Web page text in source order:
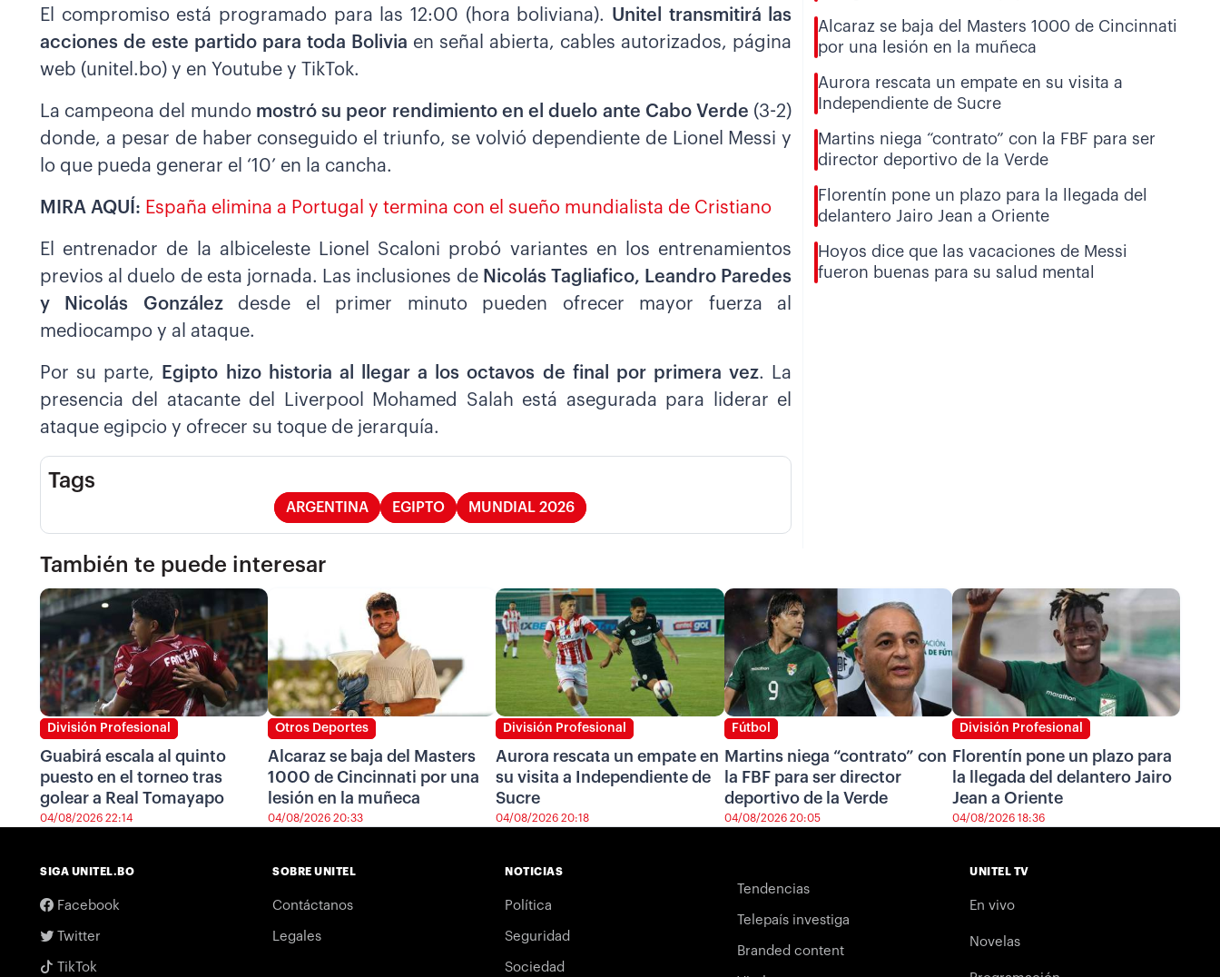
El compromiso está programado para las 12:00 (hora boliviana). Unitel transmitirá las
acciones de este partido para toda Bolivia en señal abierta, cables autorizados, página
web (unitel.bo) y en Youtube y TikTok.
La campeona del mundo mostró su peor rendimiento en el duelo ante Cabo Verde (3-2)
donde, a pesar de haber conseguido el triunfo, se volvió dependiente de Lionel Messi y
lo que pueda generar el ‘10’ en la cancha.
MIRA AQUÍ: España elimina a Portugal y termina con el sueño mundialista de Cristiano
El entrenador de la albiceleste Lionel Scaloni probó variantes en los entrenamientos
previos al duelo de esta jornada. Las inclusiones de Nicolás Tagliafico, Leandro Paredes
y Nicolás Gonzálezdesde el primer minuto pueden ofrecer mayor fuerza al
mediocampo y al ataque.
Por su parte, Egipto hizo historia al llegar a los octavos de final por primera vez. La
presencia del atacante del Liverpool Mohamed Salah está asegurada para liderar el
ataque egipcio y ofrecer su toque de jerarquía.
Tags
ARGENTINA EGIPTO MUNDIAL 2026
Alcaraz se baja del Masters 1000 de Cincinnati
por una lesión en la muñeca
Aurora rescata un empate en su visita a
Independiente de Sucre
Martins niega “contrato” con la FBF para ser
director deportivo de la Verde
Florentín pone un plazo para la llegada del
delantero Jairo Jean a Oriente
Hoyos dice que las vacaciones de Messi
fueron buenas para su salud mental
También te puede interesar
División Profesional
Guabirá escala al quinto
puesto en el torneo tras
golear a Real Tomayapo
04/08/2026 22:14
Otros Deportes
Alcaraz se baja del Masters
1000 de Cincinnati por una
lesión en la muñeca
04/08/2026 20:33
División Profesional
Aurora rescata un empate en
su visita a Independiente de
Sucre
04/08/2026 20:18
Fútbol
Martins niega “contrato” con
la FBF para ser director
deportivo de la Verde
04/08/2026 20:05
División Profesional
Florentín pone un plazo para
la llegada del delantero Jairo
Jean a Oriente
04/08/2026 18:36
SIGA UNITEL.BO
Facebook
Twitter
TikTok
SOBRE UNITEL
Contáctanos
Legales
NOTICIAS
Política
Seguridad
Sociedad
Tendencias
Telepaís investiga
Branded content
UNITEL TV
En vivo
Novelas